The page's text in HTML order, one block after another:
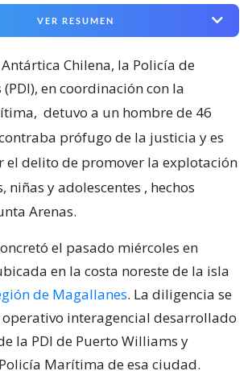
VER RESUMEN
Chilena, la Policía de
en coordinación con la
detuvo a un hombre de 46
prófugo de la justicia y es
el delito de promover la explotación
niñas y adolescentes , hechos
Arenas.
el pasado miércoles en
en la costa noreste de la isla
de Magallanes. La diligencia se
interagencial desarrollado
la PDI de Puerto Williams y
Marítima de esa ciudad.